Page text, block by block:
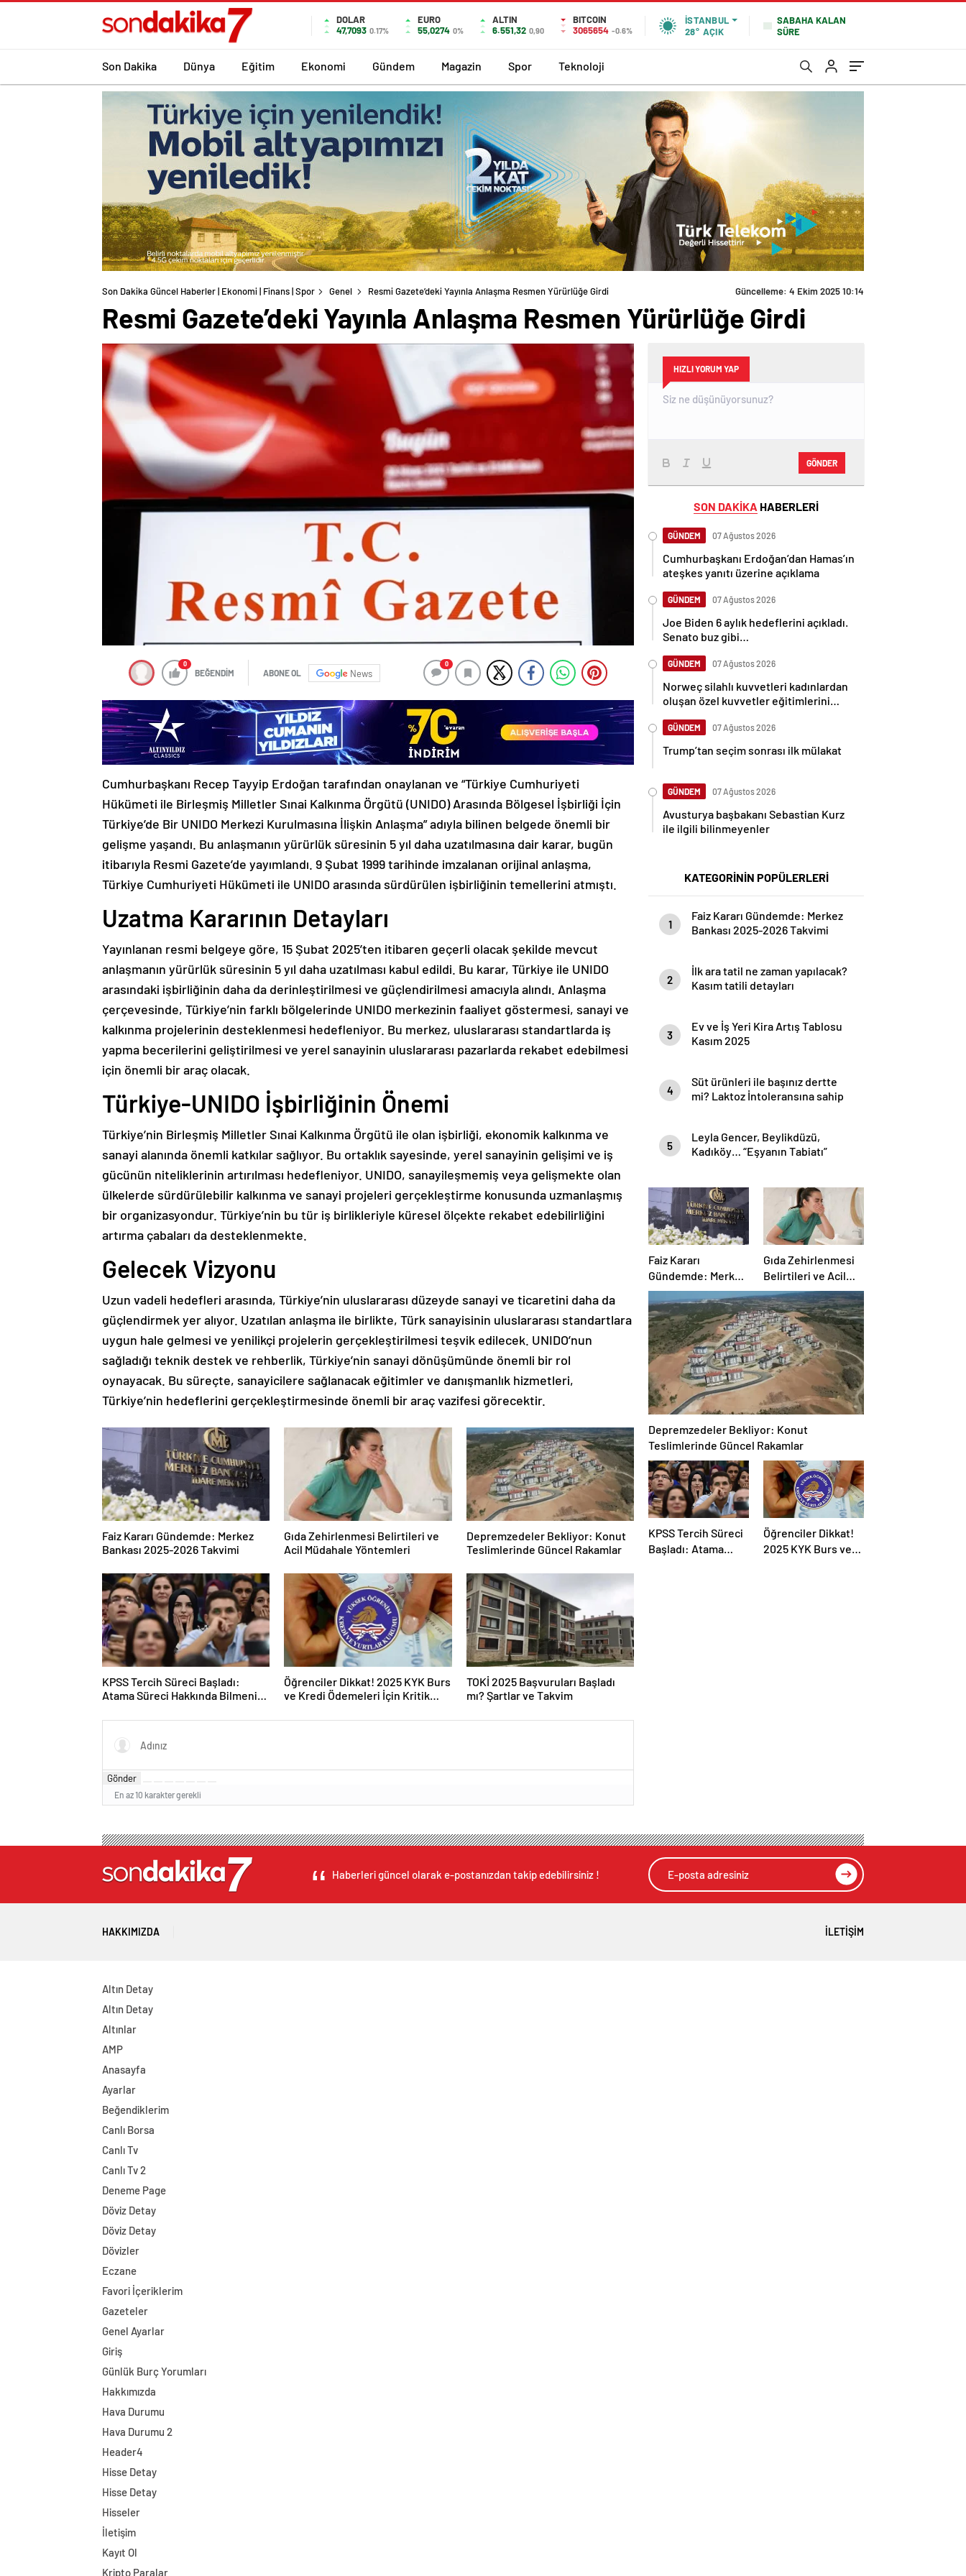
DOLAR
47,7093 0.17%
EURO
55,0274 0%
ALTIN
6.551,32 0,90
BITCOIN
3065654 -0.6%
İSTANBUL
28° AÇIK
SABAHA KALAN
SÜRE
Son Dakika Dünya Eğitim Ekonomi Gündem Magazin Spor Teknoloji
Son Dakika Güncel Haberler | Ekonomi | Finans | Spor Genel Resmi Gazete’deki Yayınla Anlaşma Resmen Yürürlüğe Girdi Güncelleme: 4 Ekim 2025 10:14
Resmi Gazete’deki Yayınla Anlaşma Resmen Yürürlüğe Girdi
0
BEĞENDİM ABONE OL News
0
Cumhurbaşkanı Recep Tayyip Erdoğan tarafından onaylanan ve “Türkiye Cumhuriyeti
Hükümeti ile Birleşmiş Milletler Sınai Kalkınma Örgütü (UNIDO) Arasında Bölgesel İşbirliği İçin
Türkiye’de Bir UNIDO Merkezi Kurulmasına İlişkin Anlaşma” adıyla bilinen belgede önemli bir
gelişme yaşandı. Bu anlaşmanın yürürlük süresinin 5 yıl daha uzatılmasına dair karar, bugün
itibarıyla Resmi Gazete’de yayımlandı. 9 Şubat 1999 tarihinde imzalanan orijinal anlaşma,
Türkiye Cumhuriyeti Hükümeti ile UNIDO arasında sürdürülen işbirliğinin temellerini atmıştı.
Uzatma Kararının Detayları
Yayınlanan resmi belgeye göre, 15 Şubat 2025’ten itibaren geçerli olacak şekilde mevcut
anlaşmanın yürürlük süresinin 5 yıl daha uzatılması kabul edildi. Bu karar, Türkiye ile UNIDO
arasındaki işbirliğinin daha da derinleştirilmesi ve güçlendirilmesi amacıyla alındı. Anlaşma
çerçevesinde, Türkiye’nin farklı bölgelerinde UNIDO merkezinin faaliyet göstermesi, sanayi ve
kalkınma projelerinin desteklenmesi hedefleniyor. Bu merkez, uluslararası standartlarda iş
yapma becerilerini geliştirilmesi ve yerel sanayinin uluslararası pazarlarda rekabet edebilmesi
için önemli bir araç olacak.
Türkiye-UNIDO İşbirliğinin Önemi
Türkiye’nin Birleşmiş Milletler Sınai Kalkınma Örgütü ile olan işbirliği, ekonomik kalkınma ve
sanayi alanında önemli katkılar sağlıyor. Bu ortaklık sayesinde, yerel sanayinin gelişimi ve iş
gücünün niteliklerinin artırılması hedefleniyor. UNIDO, sanayileşmemiş veya gelişmekte olan
ülkelerde sürdürülebilir kalkınma ve sanayi projeleri gerçekleştirme konusunda uzmanlaşmış
bir organizasyondur. Türkiye’nin bu tür iş birlikleriyle küresel ölçekte rekabet edebilirliğini
artırma çabaları da desteklenmekte.
Gelecek Vizyonu
Uzun vadeli hedefleri arasında, Türkiye’nin uluslararası düzeyde sanayi ve ticaretini daha da
güçlendirmek yer alıyor. Uzatılan anlaşma ile birlikte, Türk sanayisinin uluslararası standartlara
uygun hale gelmesi ve yenilikçi projelerin gerçekleştirilmesi teşvik edilecek. UNIDO’nun
sağladığı teknik destek ve rehberlik, Türkiye’nin sanayi dönüşümünde önemli bir rol
oynayacak. Bu süreçte, sanayicilere sağlanacak eğitimler ve danışmanlık hizmetleri,
Türkiye’nin hedeflerini gerçekleştirmesinde önemli bir araç vazifesi görecektir.
Faiz Kararı Gündemde: Merkez
Bankası 2025-2026 Takvimi
Gıda Zehirlenmesi Belirtileri ve
Acil Müdahale Yöntemleri
Depremzedeler Bekliyor: Konut
Teslimlerinde Güncel Rakamlar
KPSS Tercih Süreci Başladı:
Atama Süreci Hakkında Bilmeniz
Öğrenciler Dikkat! 2025 KYK Burs
ve Kredi Ödemeleri İçin Kritik
TOKİ 2025 Başvuruları Başladı
mı? Şartlar ve Takvim
Gönder
En az 10 karakter gerekli
HIZLI YORUM YAP
GÖNDER
SON DAKİKA HABERLERİ
GÜNDEM 07 Ağustos 2026
Cumhurbaşkanı Erdoğan’dan Hamas’ın
ateşkes yanıtı üzerine açıklama
GÜNDEM 07 Ağustos 2026
Joe Biden 6 aylık hedeflerini açıkladı.
Senato buz gibi…
GÜNDEM 07 Ağustos 2026
Norweç silahlı kuvvetleri kadınlardan
oluşan özel kuvvetler eğitimlerini
GÜNDEM 07 Ağustos 2026
Trump’tan seçim sonrası ilk mülakat
GÜNDEM 07 Ağustos 2026
Avusturya başbakanı Sebastian Kurz
ile ilgili bilinmeyenler
KATEGORİNİN POPÜLERLERİ
1
Faiz Kararı Gündemde: Merkez
Bankası 2025-2026 Takvimi
2
İlk ara tatil ne zaman yapılacak?
Kasım tatili detayları
3
Ev ve İş Yeri Kira Artış Tablosu
Kasım 2025
4
Süt ürünleri ile başınız dertte
mi? Laktoz İntoleransına sahip
5
Leyla Gencer, Beylikdüzü,
Kadıköy… “Eşyanın Tabiatı”
Faiz Kararı
Gündemde: Merkez
Bankası 2025-2026
Takvimi
Gıda Zehirlenmesi
Belirtileri ve Acil
Müdahale
Yöntemleri
Depremzedeler Bekliyor: Konut
Teslimlerinde Güncel Rakamlar
KPSS Tercih Süreci
Başladı: Atama
Öğrenciler Dikkat!
2025 KYK Burs ve
Haberleri güncel olarak e-postanızdan takip edebilirsiniz !
HAKKIMIZDA İLETIŞIM
Altın Detay
Altın Detay
Altınlar
AMP
Anasayfa
Ayarlar
Beğendiklerim
Canlı Borsa
Canlı Tv
Canlı Tv 2
Deneme Page
Döviz Detay
Döviz Detay
Dövizler
Eczane
Favori İçeriklerim
Gazeteler
Genel Ayarlar
Giriş
Günlük Burç Yorumları
Hakkımızda
Hava Durumu
Hava Durumu 2
Header4
Hisse Detay
Hisse Detay
Hisseler
İletişim
Kayıt Ol
Kripto Paralar